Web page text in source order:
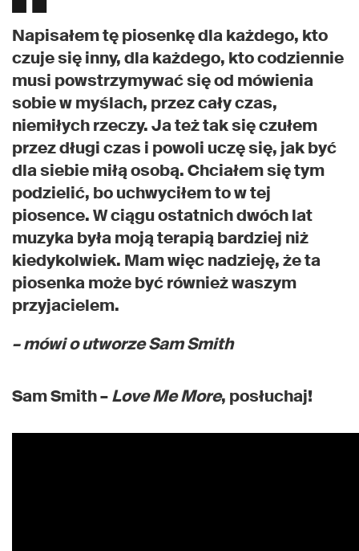
Napisałem tę piosenkę dla każdego, kto
czuje się inny, dla każdego, kto codziennie
musi powstrzymywać się od mówienia
sobie w myślach, przez cały czas,
niemiłych rzeczy. Ja też tak się czułem
przez długi czas i powoli uczę się, jak być
dla siebie miłą osobą. Chciałem się tym
podzielić, bo uchwyciłem to w tej
piosence. W ciągu ostatnich dwóch lat
muzyka była moją terapią bardziej niż
kiedykolwiek. Mam więc nadzieję, że ta
piosenka może być również waszym
przyjacielem.
– mówi o utworze Sam Smith
Sam Smith –Love Me More, posłuchaj!